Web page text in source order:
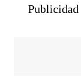
Publicidad